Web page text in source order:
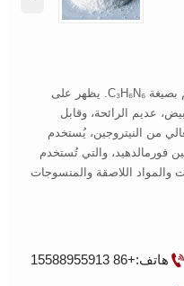
الميلامين هو وسيط كيميائي عضوي مهم بصيغة C₃H₆N₆. يظهر على
عديم الرائحة، وقابل
من النيتروجين، يُستخدم
فورمالدهيد، والتي تُستخدم
والمواد اللاصقة والمنسوجات
 هاتف:+86 15588955913